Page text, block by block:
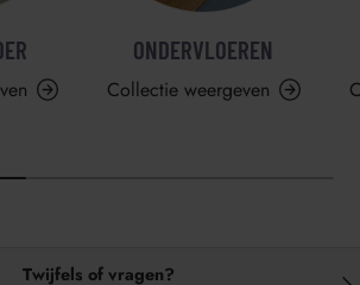
ONDERVLOEREN
Collectie weergeven
Twijfels of vragen?